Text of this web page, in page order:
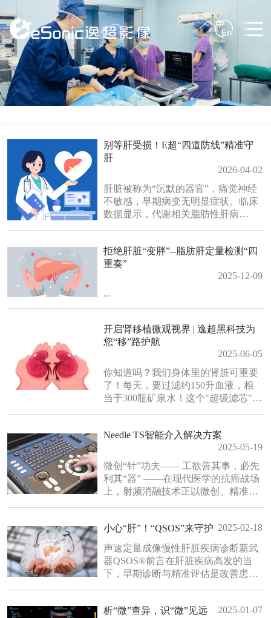
别等肝受损！E超“四道防线”精准守
肝
2026-04-02
肝脏被称为“沉默的器官”，痛觉神经
不敏感，早期病变无明显症状。临床
数据显示，代谢相关脂肪性肝病
硬化、肝癌的重要“隐形推手”；多数
人存在“没症状就不用查”的误区，不
少患者确诊时已达肝病中晚期，错失
拒绝肝脏“变胖”--脂肪肝定量检测“四
重奏”
2025-12-09
...
开启肾移植微观视界 | 逸超黑科技为
您“移”路护航
2025-06-05
你知道吗？我们身体里的肾脏可重要
了！每天，要过滤约150升血液，相
当于300瓶矿泉水！这个"超级滤芯"，
尿毒症，体内毒素会像"堵车"的垃圾
车一样堆积，引发全身器官衰竭。此
时，肾移植便成为重启生命的关键选
择。【肾移植小......
Needle TS智能介入解决方案
2025-05-19
微创“针”功夫—— 工欲善其事，必先
利其“器” ——在现代医学的抗癌战场
上，射频消融技术正以微创、精准、
破，离不开逸超医疗（ESI）的Needle
TS智能介入解决方案，它如同一
双“透视眼”，让医生在无创、无辐射
的精准导航下，直击病灶核心，为患
者点燃新生的希......
小心“肝”！“QSOS”来守护 2025-02-18
声速定量成像慢性肝脏疾病诊断新武
器QSOS®前言在肝脏疾病高发的当
下，早期诊断与精准评估是改善患者
捉早期病变，而逸超医疗独家研发创
析“微”查异，识“微”见远
2025-01-07